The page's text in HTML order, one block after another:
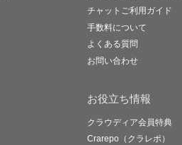
チャットご利用ガイド
手数料について
よくある質問
お問い合わせ
お役立ち情報
クラウディア会員特典
Crarepo（クラレポ）